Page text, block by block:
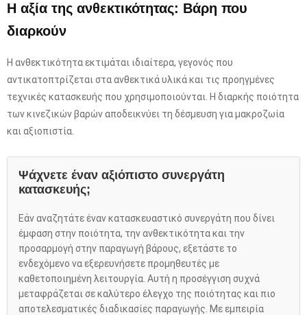
Η αξία της ανθεκτικότητας: Βάρη που
διαρκούν
Η ανθεκτικότητα εκτιμάται ιδιαίτερα, γεγονός που
αντικατοπτρίζεται στα ανθεκτικά υλικά και τις προηγμένες
τεχνικές κατασκευής που χρησιμοποιούνται. Η διαρκής ποιότητα
των κινεζικών βαρών αποδεικνύει τη δέσμευση για μακροζωία
και αξιοπιστία.
Ψάχνετε έναν αξιόπιστο συνεργάτη
κατασκευής;
Εάν αναζητάτε έναν κατασκευαστικό συνεργάτη που δίνει
έμφαση στην ποιότητα, την ανθεκτικότητα και την
προσαρμογή στην παραγωγή βάρους, εξετάστε το
ενδεχόμενο να εξερευνήσετε προμηθευτές με
καθετοποιημένη λειτουργία. Αυτή η προσέγγιση συχνά
μεταφράζεται σε καλύτερο έλεγχο της ποιότητας και πιο
αποτελεσματικές διαδικασίες παραγωγής. Με εμπειρία